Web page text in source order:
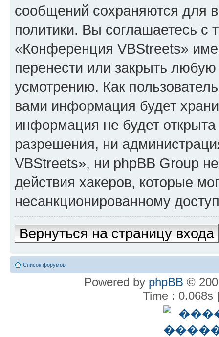
сообщений сохраняются для
политики. Вы соглашаетесь
«Конференция VBStreets»
перенести или закрыть
усмотрению. Как
вами информация будет
информация не будет
разрешения, ни
VBStreets», ни phpBB Group
действия хакеров, которые
несанкционированному
Вернуться на страницу входа
Список форумов
Powered by phpBB ©
Time : 0.068s